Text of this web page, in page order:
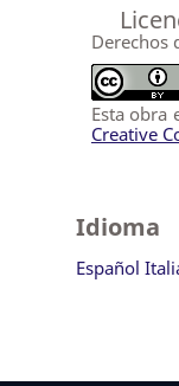
Derechos
Esta obra
Creative
Idioma
Español